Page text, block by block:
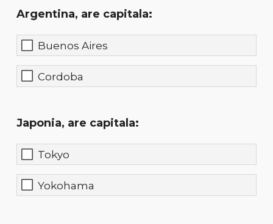
Argentina, are capitala:
Buenos Aires
Cordoba
Japonia, are capitala:
Tokyo
Yokohama